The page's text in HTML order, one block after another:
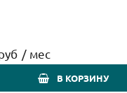
/ мес
В КОРЗИНУ